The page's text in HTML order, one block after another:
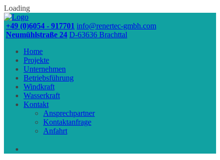
Loading
+49 (0)6054 - 917701 info@renertec-gmbh.com
Neumühlstraße 24 D-63636 Brachttal
Home
Projekte
Unternehmen
Betriebsführung
Windkraft
Wasserkraft
Kontakt
Ansprechpartner
Kontaktanfrage
Anfahrt